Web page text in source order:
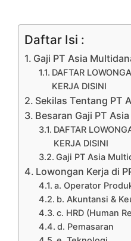
Daftar Isi :
Gaji PT Asia
DAFTAR
KERJA DISINI
Sekilas Tentang PT
Besaran Gaji PT
DAFTAR
KERJA DISINI
Gaji PT Asia
Lowongan Kerja di
a. Operator
b. Akuntansi &
c. HRD (Human
d. Pemasaran